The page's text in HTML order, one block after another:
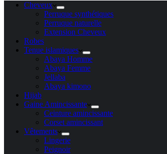
Cheveux
Perruque synthétiques
Perruque naturelle
Extension Cheveux
Robes
Tenue islamiques
Abaya Homme
Abaya Femme
Jellaba
Abaya kimono
Hijab
Gaine Amincissante
Ceinture amincissante
Corset amincissant
Vêtements
Lingerie
Peignoir